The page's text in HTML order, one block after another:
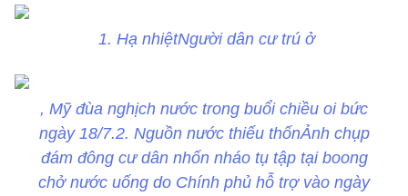
1. Hạ nhiệtNgười dân cư trú ở
, Mỹ đùa nghịch nước trong buổi chiều oi bức
ngày 18/7.2. Nguồn nước thiếu thốnẢnh chụp
đám đông cư dân nhốn nháo tụ tập tại boong
chở nước uống do Chính phủ hỗ trợ vào ngày